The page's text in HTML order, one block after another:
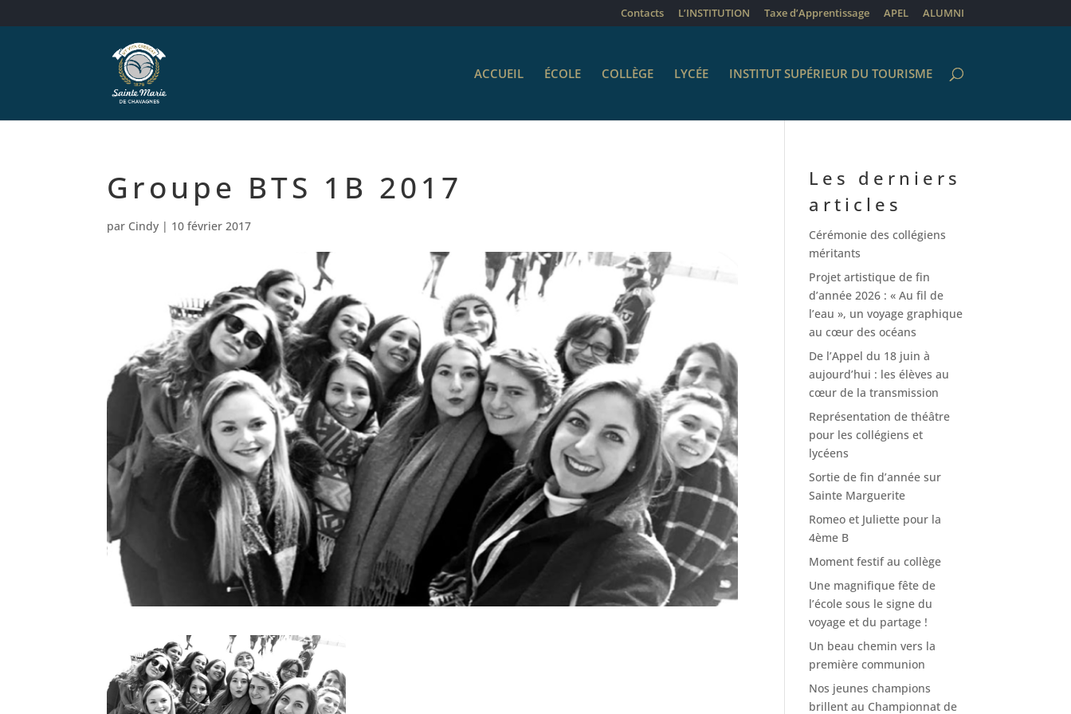
Contacts L’INSTITUTION Taxe d’Apprentissage APEL ALUMNI
ACCUEIL ÉCOLE COLLÈGE LYCÉE INSTITUT SUPÉRIEUR DU TOURISME
Groupe BTS 1B 2017
par Cindy | 10 février 2017
Les derniers
articles
Cérémonie des collégiens
méritants
Projet artistique de fin
d’année 2026 : « Au fil de
l’eau », un voyage graphique
au cœur des océans
De l’Appel du 18 juin à
aujourd’hui : les élèves au
cœur de la transmission
Représentation de théâtre
pour les collégiens et
lycéens
Sortie de fin d’année sur
Sainte Marguerite
Romeo et Juliette pour la
4ème B
Moment festif au collège
Une magnifique fête de
l’école sous le signe du
voyage et du partage !
Un beau chemin vers la
première communion
Nos jeunes champions
brillent au Championnat de